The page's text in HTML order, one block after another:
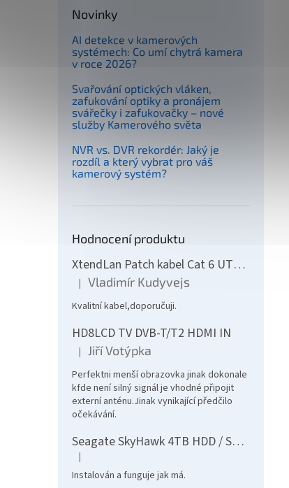
Novinky
AI detekce v kamerových
systémech: Co umí chytrá kamera
v roce 2026?
Svařování optických vláken,
zafukování optiky a pronájem
svářečky i zafukovačky – nové
služby Kamerového světa
NVR vs. DVR rekordér: Jaký je
rozdíl a který vybrat pro váš
kamerový systém?
Hodnocení produktu
XtendLan Patch kabel Cat 6 UTP 10m - šedý
Hodnocení produktu je 5 z 5 hvězdiček.
| Vladimír Kudyvejs
Kvalitní kabel,doporučuji.
HD8LCD TV DVB-T/T2 HDMI IN
Hodnocení produktu je 5 z 5 hvězdiček.
| Jiří Votýpka
Perfektni menší obrazovka jinak dokonale
kfde není silný signál je vhodné připojit
externí anténu.Jinak vynikající předčilo
očekávání.
Seagate SkyHawk 4TB HDD / ST4000VX016 / Interní 3,5" / 5400 rpm / SATA III / 256 MB
Hodnocení produktu je 5 z 5 hvězdiček.
|
Instalován a funguje jak má.